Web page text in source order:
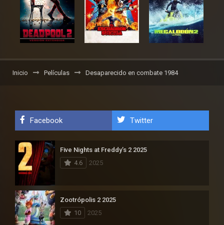
Inicio Películas Desaparecido en combate 1984
Facebook Twitter
Five Nights at Freddy’s 2 2025
4.6
2025
Zootrópolis 2 2025
10
2025